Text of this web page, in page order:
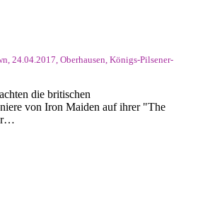
24.04.2017, Oberhausen, Königs-Pilsener-
die britischen
von Iron Maiden auf ihrer "The